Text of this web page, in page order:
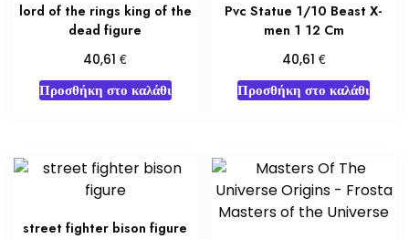
lord of the rings king of the
dead figure
40,61€
Προσθήκη στο καλάθι
Pvc Statue 1/10 Beast X-
men 1 12 Cm
40,61 €
Προσθήκη στο καλάθι
street fighter bison figure